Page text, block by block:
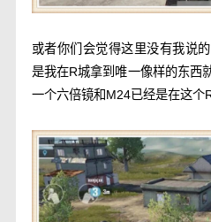
或者你们会觉得这里没有我说
是我在R城拿到唯一像样的东西
一个六倍镜和M24已经是在这个